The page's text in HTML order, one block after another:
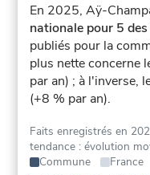
En 2025, Aÿ-
nationale pour 5
publiés pour la
plus nette concerne
par an) ; à l'inverse,
(+8 % par an).
Faits enregistrés en
tendance : évolution
Commune
France